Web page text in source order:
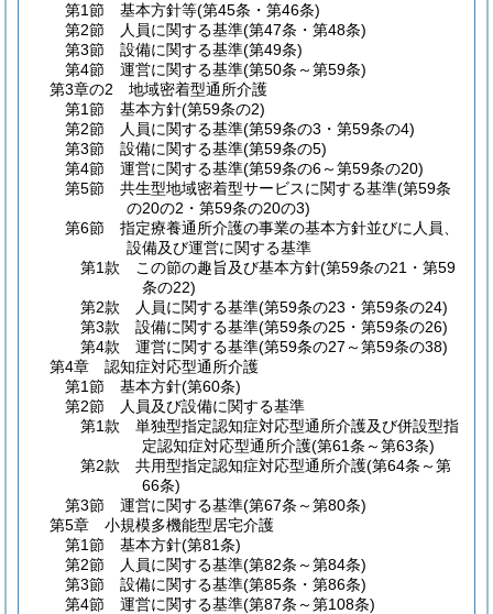
第1節
基本方針等(第45条・第46条)
第2節
人員に関する基準(第47条・第48条)
第3節
設備に関する基準(第49条)
第4節
運営に関する基準(第50条～第59条)
第3章の2
地域密着型通所介護
第1節
基本方針(第59条の2)
第2節
人員に関する基準(第59条の3・第59条の4)
第3節
設備に関する基準(第59条の5)
第4節
運営に関する基準(第59条の6～第59条の20)
第5節
共生型地域密着型サービスに関する基準(第59条
の20の2・第59条の20の3)
第6節
指定療養通所介護の事業の基本方針並びに人員、
設備及び運営に関する基準
第1款
この節の趣旨及び基本方針(第59条の21・第59
条の22)
第2款
人員に関する基準(第59条の23・第59条の24)
第3款
設備に関する基準(第59条の25・第59条の26)
第4款
運営に関する基準(第59条の27～第59条の38)
第4章
認知症対応型通所介護
第1節
基本方針(第60条)
第2節
人員及び設備に関する基準
第1款
単独型指定認知症対応型通所介護及び併設型指
定認知症対応型通所介護(第61条～第63条)
第2款
共用型指定認知症対応型通所介護(第64条～第
66条)
第3節
運営に関する基準(第67条～第80条)
第5章
小規模多機能型居宅介護
第1節
基本方針(第81条)
第2節
人員に関する基準(第82条～第84条)
第3節
設備に関する基準(第85条・第86条)
第4節
運営に関する基準(第87条～第108条)